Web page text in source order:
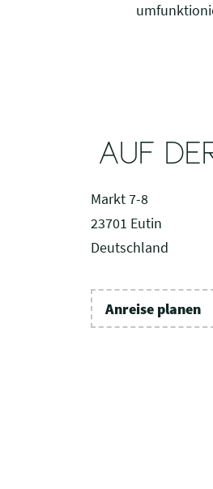
AUF
Markt 7-8
23701 Eutin
Deutschland
Anreise planen